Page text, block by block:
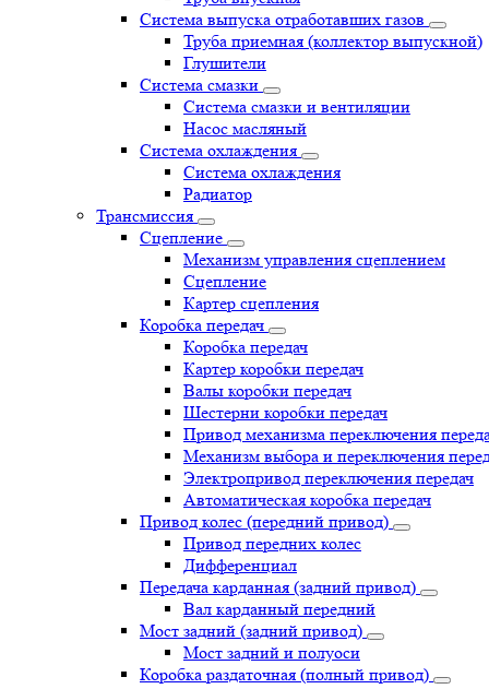
Система выпуска отработавших газов
Труба приемная (коллектор выпускной)
Глушители
Система смазки
Система смазки и вентиляции
Насос масляный
Система охлаждения
Система охлаждения
Радиатор
Трансмиссия
Сцепление
Механизм управления сцеплением
Сцепление
Картер сцепления
Коробка передач
Коробка передач
Картер коробки передач
Валы коробки передач
Шестерни коробки передач
Привод механизма переключения
Механизм выбора и переключения
Электропривод переключения передач
Автоматическая коробка передач
Привод колес (передний привод)
Привод передних колес
Дифференциал
Передача карданная (задний привод)
Вал карданный передний
Мост задний (задний привод)
Мост задний и полуоси
Коробка раздаточная (полный привод)